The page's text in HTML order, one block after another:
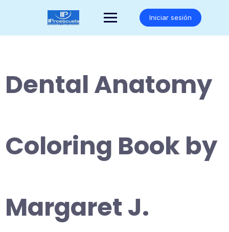
Iniciar sesión
Dental Anatomy
Coloring Book by
Margaret J.